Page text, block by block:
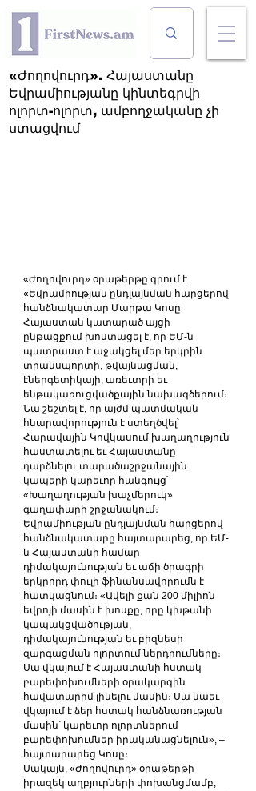
«Ժողովուրդ». Հայաստանը
Եվրամիությանը կինտեգրվի
ոլորտ-ոլորտ, ամբողջականը չի
ստացվում
«Ժողովուրդ» օրաթերթը գրում է.
«Եվրամիության ընդլայնման հարցերով
հանձնակատար Մարթա Կոսը
Հայաստան կատարած այցի
ընթացքում խոստացել է, որ ԵՄ-ն
պատրաստ է աջակցել մեր երկրին
տրանսպորտի, թվայնացման,
էներգետիկայի, առեւտրի եւ
ենթակառուցվածքային նախագծերում։
Նա շեշտել է, որ այժմ պատմական
հնարավորություն է ստեղծվել՝
Հարավային Կովկասում խաղաղություն
հաստատելու եւ Հայաստանը
դարձնելու տարածաշրջանային
կապերի կարեւոր հանգույց՝
«Խաղաղության խաչմերուկ»
գաղափարի շրջանակում։
Եվրամիության ընդլայնման հարցերով
հանձնակատարը հայտարարեց, որ ԵՄ-
ն Հայաստանի համար
դիմակայունության եւ աճի ծրագրի
երկրորդ փուլի ֆինանսավորումն է
հատկացնում։ «Ավելի քան 200 միլիոն
եվրոյի մասին է խոսքը, որը կխթանի
կապակցվածության,
դիմակայունության եւ բիզնեսի
զարգացման ոլորտում ներդրումները։
Սա վկայում է Հայաստանի հստակ
բարեփոխումների օրակարգին
հավատարիմ լինելու մասին։ Սա նաեւ
վկայում է ձեր հստակ հանձնառության
մասին՝ կարեւոր ոլորտներում
բարեփոխումներ իրականացնելուն», –
հայտարարեց Կոսը։
Սակայն, «Ժողովուրդ» օրաթերթի
իրազեկ աղբյուրների փոխանցմամբ,